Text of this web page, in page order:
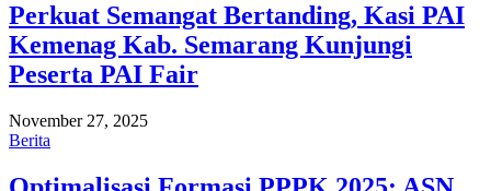
Perkuat Semangat Bertanding, Kasi PAI
Kemenag Kab. Semarang Kunjungi
Peserta PAI Fair
November 27, 2025
Berita